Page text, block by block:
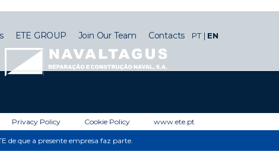
ETE GROUP Join Our Team Contacts PT EN
Privacy Policy Cookie Policy www.ete.pt
de que a presente empresa faz parte.